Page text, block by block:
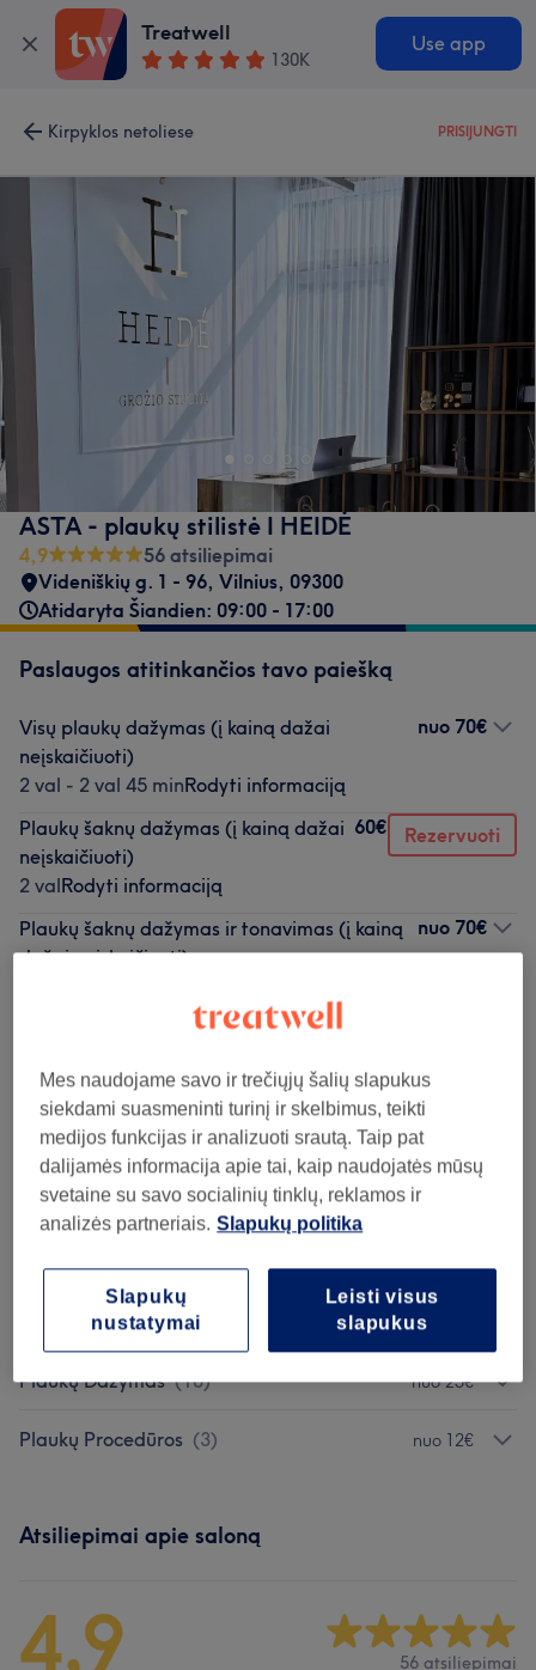
Treatwell
130K
Use app
Kirpyklos netoliese PRISIJUNGTI
ASTA - plaukų stilistė I HEIDĖ
4,9
56 atsiliepimai
Videniškių g. 1 - 96, Vilnius, 09300
Atidaryta Šiandien: 09:00 - 17:00
Paslaugos atitinkančios tavo paiešką
Visų plaukų dažymas (į kainą dažai
neįskaičiuoti)
2 val - 2 val 45 minRodyti informaciją
nuo 70€
Plaukų šaknų dažymas (į kainą dažai
neįskaičiuoti)
2 valRodyti informaciją
60€ Rezervuoti
Plaukų šaknų dažymas ir tonavimas (į kainą
dažai neįskaičiuoti)
nuo 70€
Plaukų šviesinimas ir tonavimas (į kainą
2 val 30 min - 4 valRodyti informaciją
Neradai ko ieškojai?
Teikiamos paslaugos
Kirpimas (6) nuo 15€
Šukuosenos Ir Sušukavimas nuo 15€
Plaukų Dažymas (10) nuo 25€
Plaukų Procedūros (3) nuo 12€
Atsiliepimai apie saloną
4,9 56 atsiliepimai
Mes naudojame savo ir trečiųjų šalių slapukus
siekdami suasmeninti turinį ir skelbimus, teikti
medijos funkcijas ir analizuoti srautą. Taip pat
dalijamės informacija apie tai, kaip naudojatės mūsų
svetaine su savo socialinių tinklų, reklamos ir
analizės partneriais. Slapukų politika
Leisti visus
slapukus
Slapukų
nustatymai